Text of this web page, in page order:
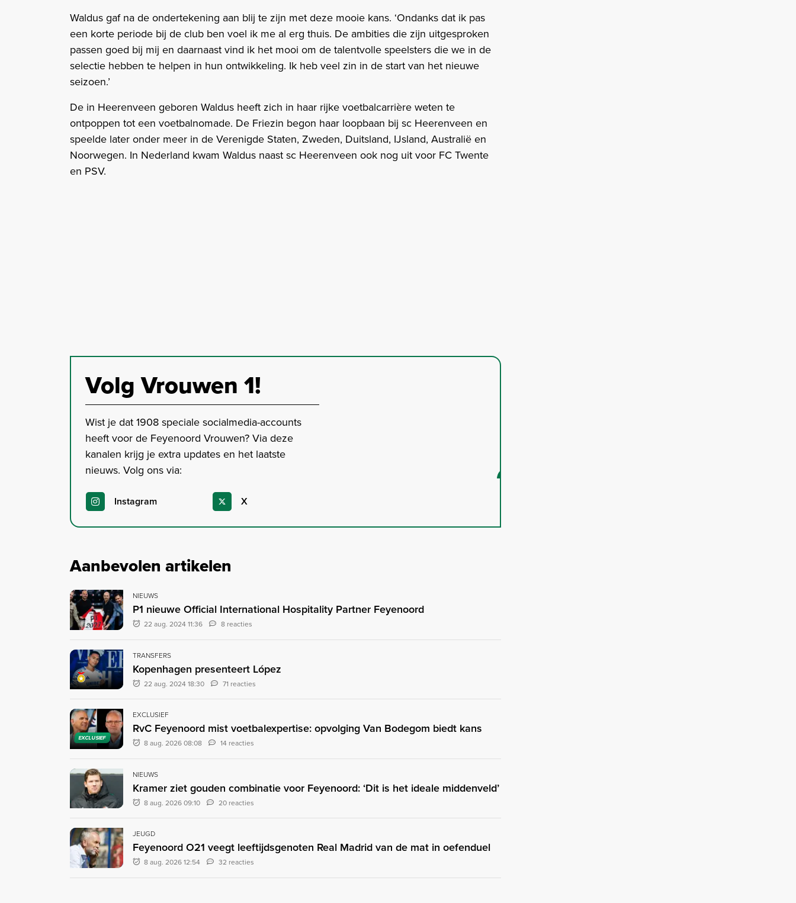
Waldus gaf na de ondertekening aan blij te zijn met deze mooie kans. ‘Ondanks dat ik pas
een korte periode bij de club ben voel ik me al erg thuis. De ambities die zijn uitgesproken
passen goed bij mij en daarnaast vind ik het mooi om de talentvolle speelsters die we in de
selectie hebben te helpen in hun ontwikkeling. Ik heb veel zin in de start van het nieuwe
seizoen.’
De in Heerenveen geboren Waldus heeft zich in haar rijke voetbalcarrière weten te
ontpoppen tot een voetbalnomade. De Friezin begon haar loopbaan bij sc Heerenveen en
speelde later onder meer in de Verenigde Staten, Zweden, Duitsland, IJsland, Australië en
Noorwegen. In Nederland kwam Waldus naast sc Heerenveen ook nog uit voor FC Twente
en PSV.
Volg Vrouwen 1!
Wist je dat 1908 speciale socialmedia-accounts
heeft voor de Feyenoord Vrouwen? Via deze
kanalen krijg je extra updates en het laatste
nieuws. Volg ons via:
Instagram X
Aanbevolen artikelen
NIEUWS
P1 nieuwe Official International Hospitality Partner Feyenoord
22 aug. 2024 11:36 8 reacties
TRANSFERS
Kopenhagen presenteert López
22 aug. 2024 18:30 71 reacties
EXCLUSIEF
EXCLUSIEF
RvC Feyenoord mist voetbalexpertise: opvolging Van Bodegom biedt kans
8 aug. 2026 08:08 14 reacties
NIEUWS
Kramer ziet gouden combinatie voor Feyenoord: ‘Dit is het ideale middenveld’
8 aug. 2026 09:10 20 reacties
JEUGD
Feyenoord O21 veegt leeftijdsgenoten Real Madrid van de mat in oefenduel
8 aug. 2026 12:54 32 reacties